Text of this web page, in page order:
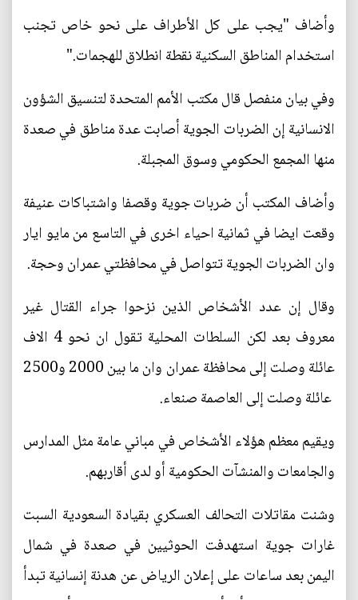
وأضاف "يجب على كل الأطراف على نحو خاص تجنب
استخدام المناطق السكنية نقطة انطلاق للهجمات."
وفي بيان منفصل قال مكتب الأمم المتحدة لتنسيق الشؤون
الانسانية إن الضربات الجوية أصابت عدة مناطق في صعدة
منها المجمع الحكومي وسوق المجبلة.
وأضاف المكتب أن ضربات جوية وقصفا واشتباكات عنيفة
وقعت ايضا في ثمانية احياء اخرى في التاسع من مايو ايار
وان الضربات الجوية تتواصل في محافظتي عمران وحجة.
وقال إن عدد الأشخاص الذين نزحوا جراء القتال غير
معروف بعد لكن السلطات المحلية تقول ان نحو 4 الاف
عائلة وصلت إلى محافظة عمران وان ما بين 2000 و2500
عائلة وصلت إلى العاصمة صنعاء.
ويقيم معظم هؤلاء الأشخاص في مباني عامة مثل المدارس
والجامعات والمنشآت الحكومية أو لدى أقاربهم.
وشنت مقاتلات التحالف العسكري بقيادة السعودية السبت
غارات جوية استهدفت الحوثيين في صعدة في شمال
اليمن بعد ساعات على إعلان الرياض عن هدنة إنسانية تبدأ